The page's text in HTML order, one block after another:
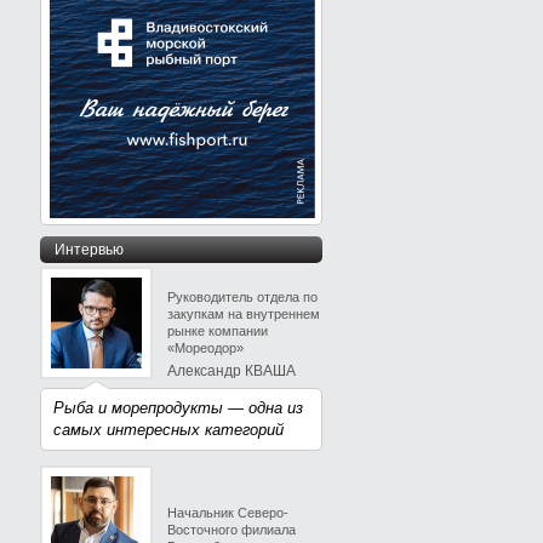
Интервью
Руководитель отдела по
закупкам на внутреннем
рынке компании
«Мореодор»
Александр КВАША
Рыба и морепродукты — одна из
самых интересных категорий
Начальник Северо-
Восточного филиала